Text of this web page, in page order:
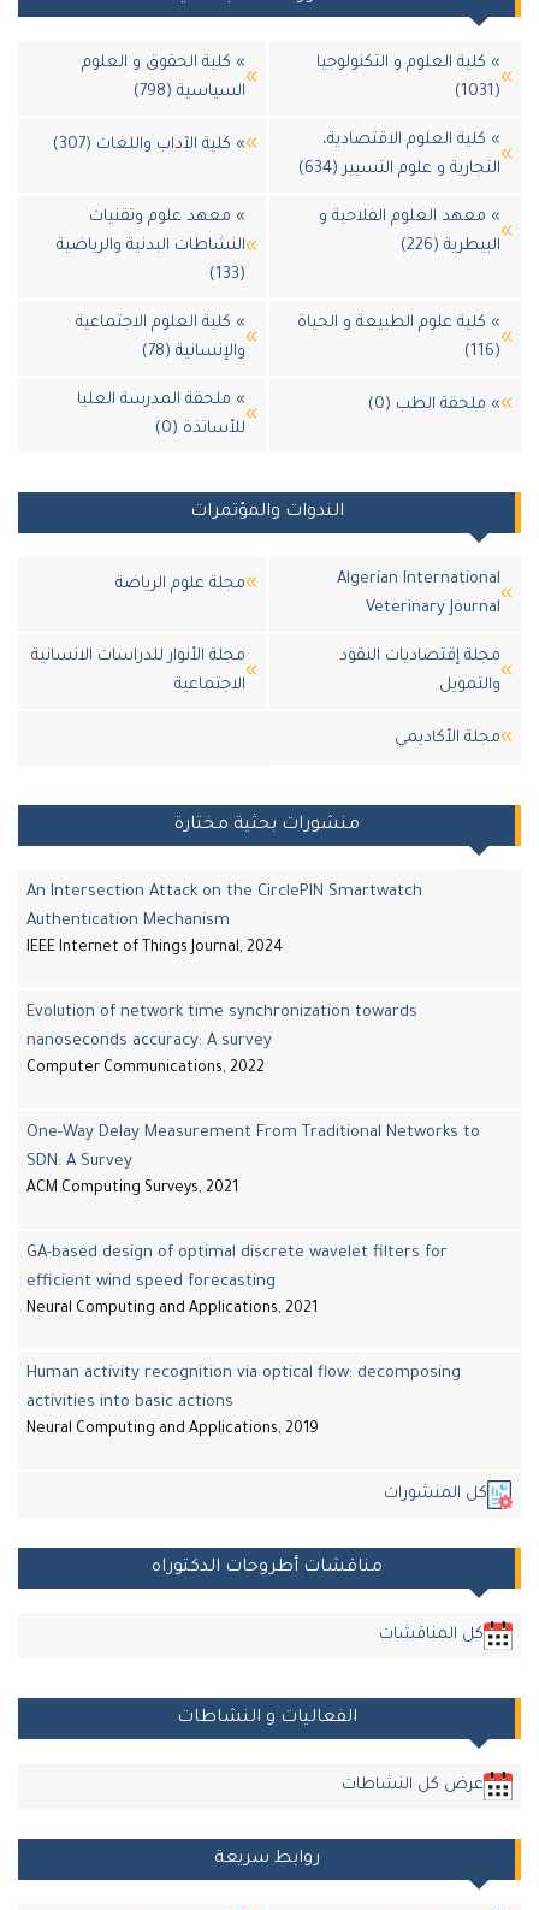
» كلية العلوم و التكنولوجيا
(1031)
» كلية الحقوق و العلوم
السياسية (798)
» كلية العلوم الاقتصادية،
التجارية و علوم التسيير (634)
» كلية الآداب واللغات (307)
» معهد العلوم الفلاحية و
البيطرية (226)
» معهد علوم وتقنيات
النشاطات البدنية والرياضية
(133)
» كلية علوم الطبيعة و الحياة
(116)
» كلية العلوم الاجتماعية
والإنسانية (78)
» ملحقة الطب (0)
» ملحقة المدرسة العليا
للأساتذة (0)
الندوات والمؤتمرات
Algerian International
Veterinary Journal
مجلة علوم الرياضة
مجلة إقتصاديات النقود
والتمويل
مجلة الأنوار للدراسات الانسانية
الاجتماعية
مجلة اﻷكاديمي
منشورات بحثية مختارة
An Intersection Attack on the CirclePIN Smartwatch
Authentication Mechanism
IEEE Internet of Things Journal, 2024
Evolution of network time synchronization towards
nanoseconds accuracy: A survey
Computer Communications, 2022
One-Way Delay Measurement From Traditional Networks to
SDN: A Survey
ACM Computing Surveys, 2021
GA-based design of optimal discrete wavelet filters for
efficient wind speed forecasting
Neural Computing and Applications, 2021
Human activity recognition via optical flow: decomposing
activities into basic actions
Neural Computing and Applications, 2019
كل المنشورات
مناقشات أطروحات الدكتوراه
كل المناقشات
الفعاليات و النشاطات
عرض كل النشاطات
روابط سريعة